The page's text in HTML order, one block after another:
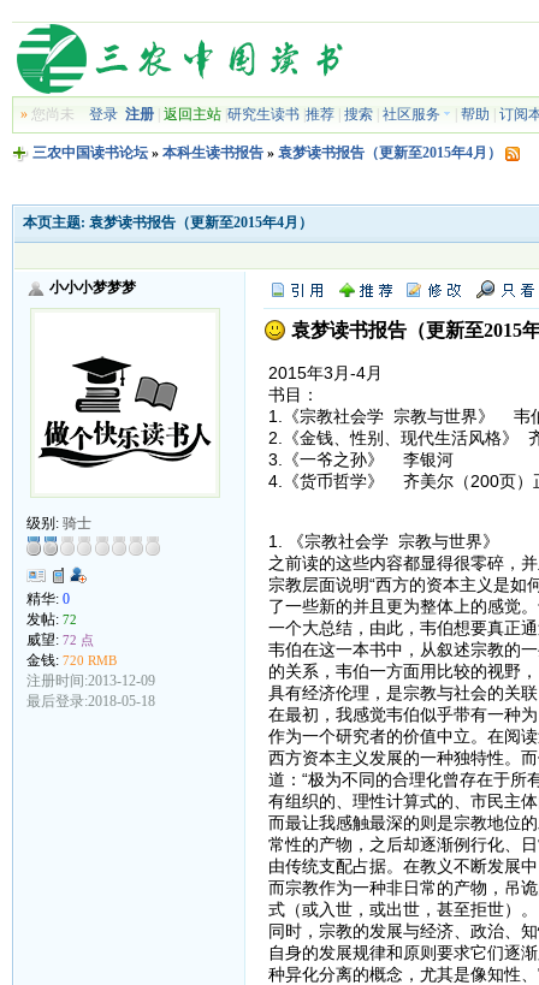
»您尚未 登录 注册| 返回主站| 研究生读书| 推荐| 搜索| 社区服务 帮助 订阅
三农中国读书论坛» 本科生读书报告» 袁梦读书报告（更新至2015年4月）
本页主题: 袁梦读书报告（更新至2015年4月）
小小小梦梦梦
级别: 骑士
精华: 0
发帖: 72
威望: 72 点
金钱: 720 RMB
注册时间:2013-12-09
最后登录:2018-05-18
袁梦读书报告（更新至2015
2015年3月-4月
书目：
1.《宗教社会学 宗教与世界》 韦
2.《金钱、性别、现代生活风格》
3.《一爷之孙》 李银河
4.《货币哲学》 齐美尔（200页）
1. 《宗教社会学 宗教与世界》
之前读的这些内容都显得很零碎，
宗教层面说明“西方的资本主义是
了一些新的并且更为整体上的感觉
一个大总结，由此，韦伯想要真正
韦伯在这一本书中，从叙述宗教的
的关系，韦伯一方面用比较的视野
具有经济伦理，是宗教与社会的关
在最初，我感觉韦伯似乎带有一种
作为一个研究者的价值中立。在阅
西方资本主义发展的一种独特性。
道：“极为不同的合理化曾存在于所
有组织的、理性计算式的、市民主
而最让我感触最深的则是宗教地位
常性的产物，之后却逐渐例行化、
由传统支配占据。在教义不断发展
而宗教作为一种非日常的产物，吊
式（或入世，或出世，甚至拒世）。
同时，宗教的发展与经济、政治、
自身的发展规律和原则要求它们逐
种异化分离的概念，尤其是像知性